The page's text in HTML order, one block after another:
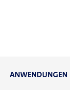
ANWENDUNGEN